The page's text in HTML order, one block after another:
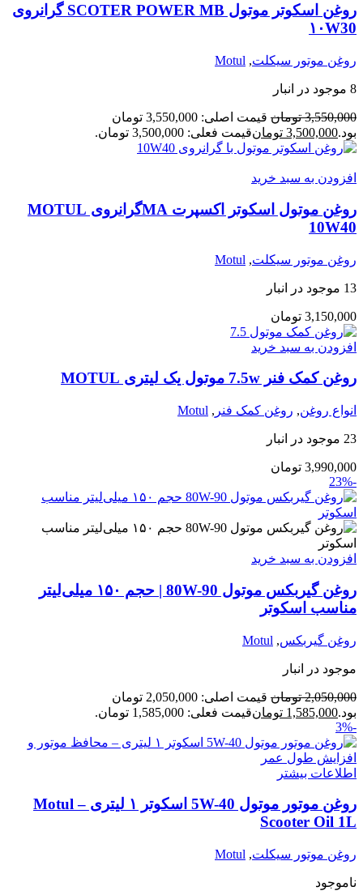
روغن اسکوتر موتول SCOTER POWER MB گرانروی
۱۰W30
روغن موتور سیکلت,
Motul
8 موجود در انبار
3,550,000 تومان
قیمت اصلی: 3,550,000 تومان
بود.3,500,000 تومانقیمت فعلی: 3,500,000 تومان.
افزودن به سبد خرید
روغن موتول اسکوتر اکسپرت MAگرانروی MOTUL
10W40
روغن موتور سیکلت,
Motul
13 موجود در انبار
3,150,000 تومان
افزودن به سبد خرید
روغن کمک فنر 7.5w موتول یک لیتری MOTUL
انواع روغن, روغن کمک فنر ,
Motul
23 موجود در انبار
3,990,000 تومان
-23%
افزودن به سبد خرید
روغن گیربکس موتول 80W-90 | حجم ۱۵۰ میلی‌لیتر
مناسب اسکوتر
روغن گیربکس,
Motul
موجود در انبار
2,050,000 تومان
قیمت اصلی: 2,050,000 تومان
بود.1,585,000 تومانقیمت فعلی: 1,585,000 تومان.
-3%
اطلاعات بیشتر
روغن موتور موتول 5W-40 اسکوتر ۱ لیتری – Motul
Scooter Oil 1L
روغن موتور سیکلت,
Motul
ناموجود